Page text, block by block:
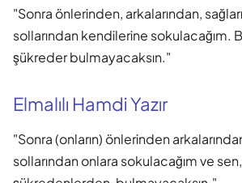
"Sonra önlerinden, arkalarından,
sollarından kendilerine sokulacağım.
şükreder bulmayacaksın."
Elmalılı Hamdi Yazır
"Sonra (onların) önlerinden
sollarından onlara sokulacağım ve sen,